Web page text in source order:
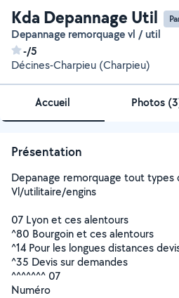
Kda Depannage Util
Depannage remorquage vl / util
-/5
Décines-Charpieu (Charpieu)
Accueil Photos (3
Présentation
Depanage remorquage tout types
Vl/utilitaire/engins
07 Lyon et ces alentours
^80 Bourgoin et ces alentours
^14 Pour les longues distances
^35 Devis sur demandes
^^^^^^^ 07
Numéro